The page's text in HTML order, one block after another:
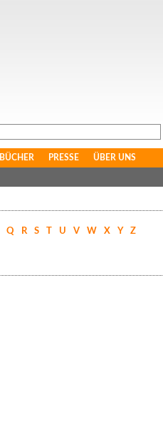
BÜCHER PRESSE ÜBER UNS
Q R S T U V W X Y Z